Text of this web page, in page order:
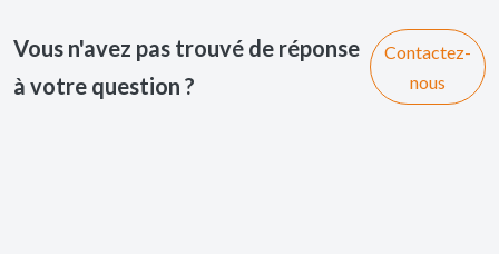
Vous n'avez pas trouvé de réponse
à votre question ?
Contactez-
nous